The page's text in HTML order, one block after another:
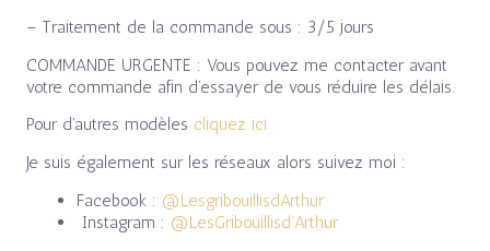
– Traitement de la commande sous : 3/5 jours
COMMANDE URGENTE : Vous pouvez me contacter avant
votre commande afin d’essayer de vous réduire les délais.
Pour d’autres modèles cliquez ici
Je suis également sur les réseaux alors suivez moi :
Facebook : @LesgribouillisdArthur
Instagram : @LesGribouillisd’Arthur